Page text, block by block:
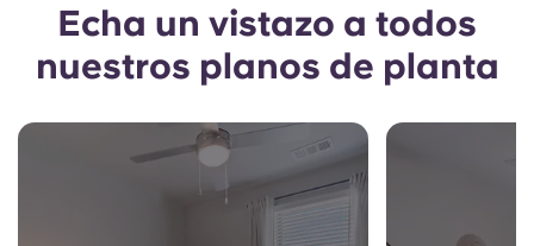
Echa un vistazo a todos
nuestros planos de planta